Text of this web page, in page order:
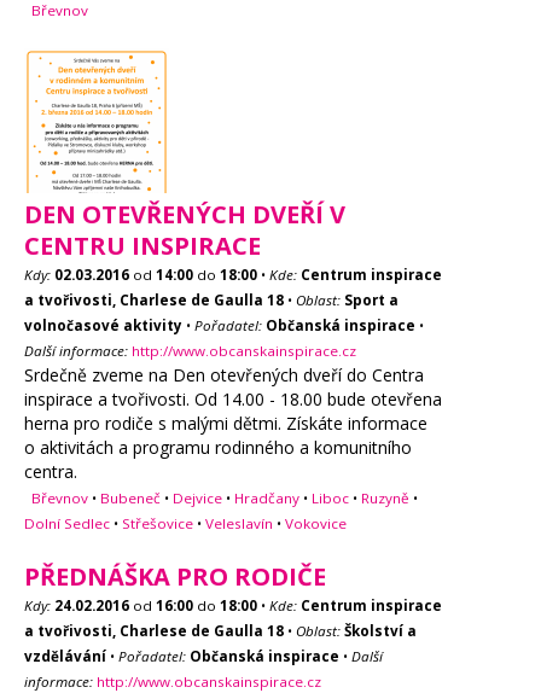
Břevnov
DEN OTEVŘENÝCH DVEŘÍ V
CENTRU INSPIRACE
Kdy: 02.03.2016 od 14:00 do 18:00 • Kde: Centrum inspirace
a tvořivosti, Charlese de Gaulla 18 • Oblast: Sport a
volnočasové aktivity • Pořadatel: Občanská inspirace •
Další informace: http://www.obcanskainspirace.cz
Srdečně zveme na Den otevřených dveří do Centra
inspirace a tvořivosti. Od 14.00 - 18.00 bude otevřena
herna pro rodiče s malými dětmi. Získáte informace
o aktivitách a programu rodinného a komunitního
centra.
Břevnov • Bubeneč • Dejvice • Hradčany • Liboc • Ruzyně •
Dolní Sedlec • Střešovice • Veleslavín • Vokovice
PŘEDNÁŠKA PRO RODIČE
Kdy: 24.02.2016 od 16:00 do 18:00 • Kde: Centrum inspirace
a tvořivosti, Charlese de Gaulla 18 • Oblast: Školství a
vzdělávání • Pořadatel: Občanská inspirace • Další
informace: http://www.obcanskainspirace.cz